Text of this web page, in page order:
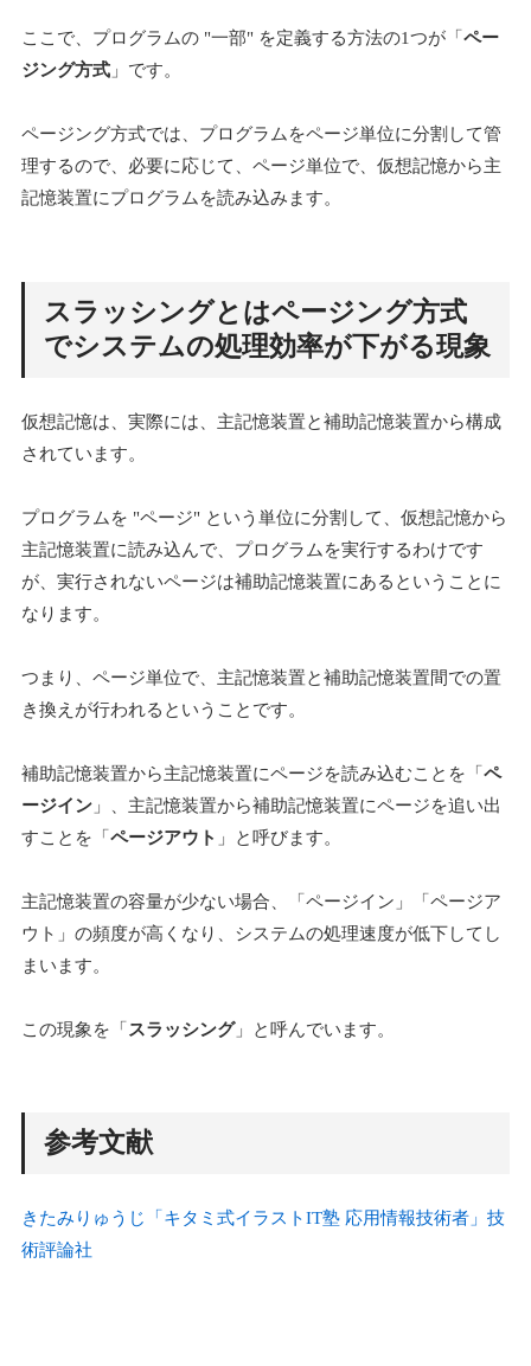
ここで、プログラムの "一部" を定義する方法の1つが「ペー
ジング方式」です。
ページング方式では、プログラムをページ単位に分割して管
理するので、必要に応じて、ページ単位で、仮想記憶から主
記憶装置にプログラムを読み込みます。
スラッシングとはページング方式
でシステムの処理効率が下がる現象
仮想記憶は、実際には、主記憶装置と補助記憶装置から構成
されています。
プログラムを "ページ" という単位に分割して、仮想記憶から
主記憶装置に読み込んで、プログラムを実行するわけです
が、実行されないページは補助記憶装置にあるということに
なります。
つまり、ページ単位で、主記憶装置と補助記憶装置間での置
き換えが行われるということです。
補助記憶装置から主記憶装置にページを読み込むことを「ペ
ージイン」、主記憶装置から補助記憶装置にページを追い出
すことを「ページアウト 」と呼びます。
主記憶装置の容量が少ない場合、「ページイン」「ページア
ウト」の頻度が高くなり、システムの処理速度が低下してし
まいます。
この現象を「スラッシング」と呼んでいます。
参考文献
きたみりゅうじ「キタミ式イラストIT塾 応用情報技術者」技
術評論社